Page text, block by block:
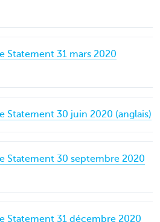
Statement 31 mars 2020
Statement 30 juin 2020 (anglais)
Statement 30 septembre 2020
Statement 31 décembre 2020